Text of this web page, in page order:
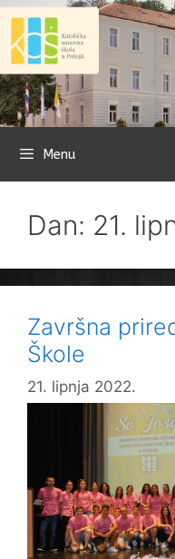
Preskoči
sadržaj
Menu
Dan: 21.
Završna
Škole
21. lipnja 2022.